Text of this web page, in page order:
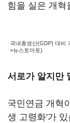
힘을 실은 개혁
국내총생산(GDP) 대비
=뉴스토마토)
서로가 알지만
국민연금 개혁
생 고령화'가